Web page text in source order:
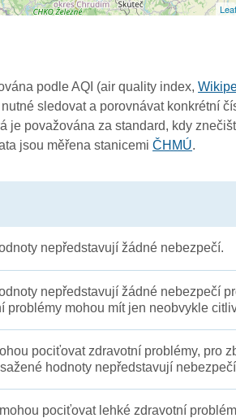
3
podle AQI (air quality index,
sledovat a porovnávat konkrétní
je považována za standard, kdy
jsou měřena stanicemiČHMÚ.
nepředstavují žádné nebezpečí.
nepředstavují žádné nebezpečí
problémy mohou mít jen neobvykle
pociťovat zdravotní problémy, pro
hodnoty nepředstavují
pociťovat lehké zdravotní